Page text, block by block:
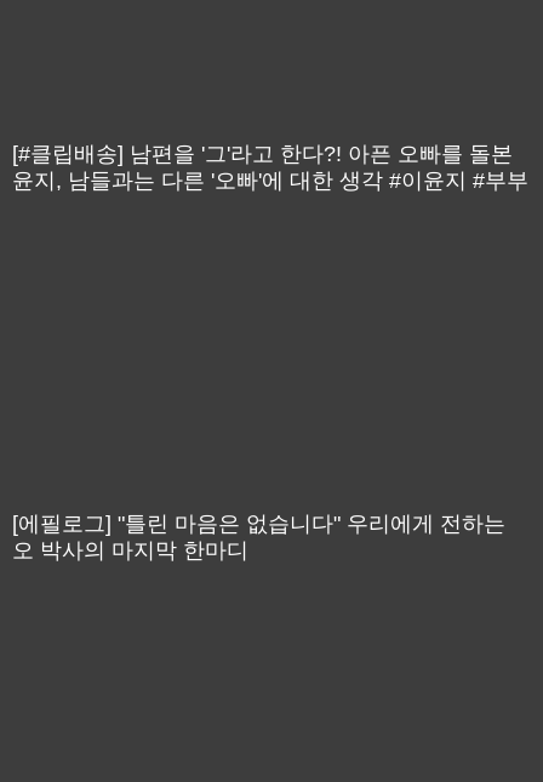
[#클립배송] 남편을 '그'라고 한다?! 아픈 오빠를 돌본
윤지, 남들과는 다른 '오빠'에 대한 생각 #이윤지 #부부
[에필로그] "틀린 마음은 없습니다" 우리에게 전하는
오 박사의 마지막 한마디